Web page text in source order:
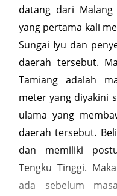
datang dari
yang pertama kali
Sungai Iyu dan
daerah tersebut.
Tamiang adalah
meter yang diyakini
ulama yang
daerah tersebut.
dan memiliki
Tengku Tinggi.
ada sebelum